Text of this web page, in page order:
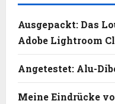
Ausgepackt: Das
Adobe Lightroom
Angetestet: Alu-
Meine Eindrücke